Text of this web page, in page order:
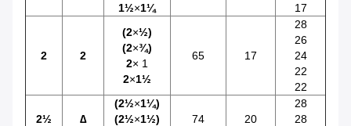
1½×1¼
17
2 2
(2×½)
(2×¾)
2× 1
2×1½
65 17
28
26
24
22
22
2½ ∆
(2½×1¼)
(2½×1½)
74 20
28
28